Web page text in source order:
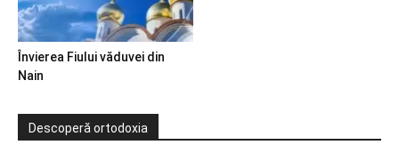
Învierea Fiului văduvei din
Nain
Descoperă ortodoxia